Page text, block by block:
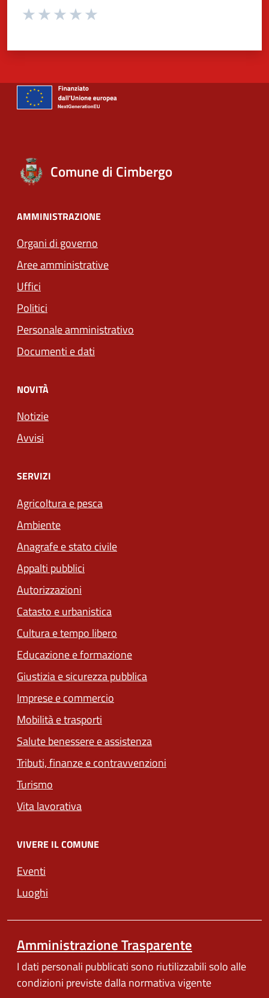
Valuta da 1 a 5 stelle la pagina
Comune di Cimbergo
AMMINISTRAZIONE
Organi di governo
Aree amministrative
Uffici
Politici
Personale amministrativo
Documenti e dati
NOVITÀ
Notizie
Avvisi
SERVIZI
Agricoltura e pesca
Ambiente
Anagrafe e stato civile
Appalti pubblici
Autorizzazioni
Catasto e urbanistica
Cultura e tempo libero
Educazione e formazione
Giustizia e sicurezza pubblica
Imprese e commercio
Mobilità e trasporti
Salute benessere e assistenza
Tributi, finanze e contravvenzioni
Turismo
Vita lavorativa
VIVERE IL COMUNE
Eventi
Luoghi
Amministrazione Trasparente
I dati personali pubblicati sono riutilizzabili solo alle
condizioni previste dalla normativa vigente